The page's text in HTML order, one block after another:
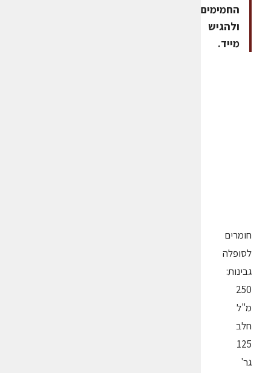
החמימים
ולהגיש
מייד.
חומרים
לסופלה
גבינות:
250
מ"ל
חלב
125
גר'